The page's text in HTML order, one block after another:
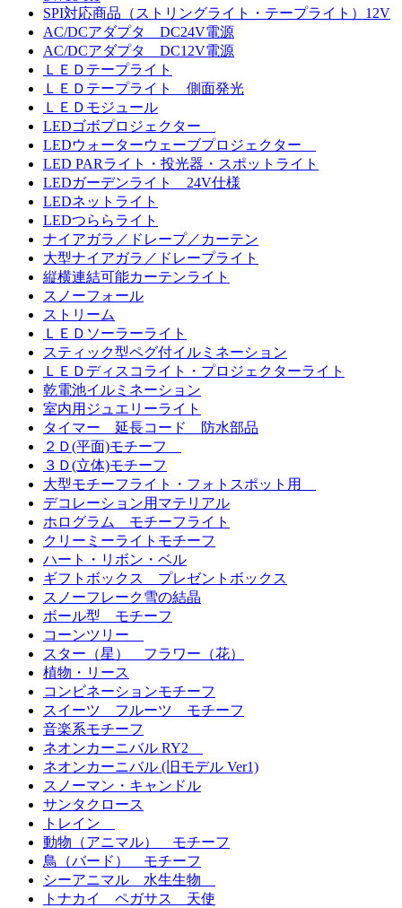
SPI対応商品（ストリングライト・テープライト）12V
AC/DCアダプタ DC24V電源
AC/DCアダプタ DC12V電源
ＬＥＤテープライト
ＬＥＤテープライト 側面発光
ＬＥＤモジュール
LEDゴボプロジェクター
LEDウォーターウェーブプロジェクター
LED PARライト・投光器・スポットライト
LEDガーデンライト 24V仕様
LEDネットライト
LEDつららライト
ナイアガラ／ドレープ／カーテン
大型ナイアガラ／ドレープライト
縦横連結可能カーテンライト
スノーフォール
ストリーム
ＬＥＤソーラーライト
スティック型ペグ付イルミネーション
ＬＥＤディスコライト・プロジェクターライト
乾電池イルミネーション
室内用ジュエリーライト
タイマー 延長コード 防水部品
２Ｄ(平面)モチーフ
３Ｄ(立体)モチーフ
大型モチーフライト・フォトスポット用
デコレーション用マテリアル
ホログラム モチーフライト
クリーミーライトモチーフ
ハート・リボン・ベル
ギフトボックス プレゼントボックス
スノーフレーク雪の結晶
ボール型 モチーフ
コーンツリー
スター（星） フラワー（花）
植物・リース
コンビネーションモチーフ
スイーツ フルーツ モチーフ
音楽系モチーフ
ネオンカーニバル RY2
ネオンカーニバル (旧モデル Ver1)
スノーマン・キャンドル
サンタクロース
トレイン
動物（アニマル） モチーフ
鳥（バード） モチーフ
シーアニマル 水生生物
トナカイ ペガサス 天使